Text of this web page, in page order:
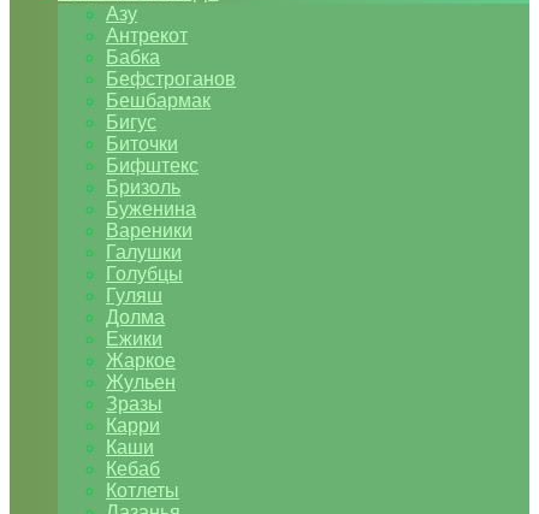
Азу
Антрекот
Бабка
Бефстроганов
Бешбармак
Бигус
Биточки
Бифштекс
Бризоль
Буженина
Вареники
Галушки
Голубцы
Гуляш
Долма
Ежики
Жаркое
Жульен
Зразы
Карри
Каши
Кебаб
Котлеты